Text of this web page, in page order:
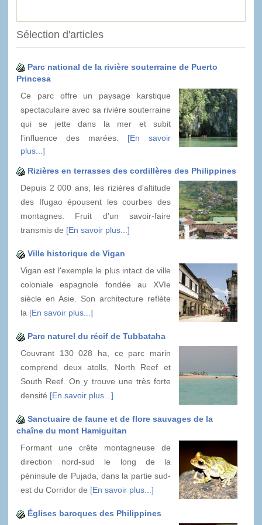
Sélection d'articles
Parc national de la rivière souterraine de Puerto
Princesa
Ce parc offre un paysage karstique
spectaculaire avec sa rivière souterraine
qui se jette dans la mer et subit
l'influence des marées. [En savoir
plus...]
Rizières en terrasses des cordillères des Philippines
Depuis 2 000 ans, les rizières d'altitude
des Ifugao épousent les courbes des
montagnes. Fruit d'un savoir-faire
transmis de [En savoir plus...]
Ville historique de Vigan
Vigan est l'exemple le plus intact de ville
coloniale espagnole fondée au XVIe
siècle en Asie. Son architecture reflète
la [En savoir plus...]
Parc naturel du récif de Tubbataha
Couvrant 130 028 ha, ce parc marin
comprend deux atolls, North Reef et
South Reef. On y trouve une très forte
densité [En savoir plus...]
Sanctuaire de faune et de flore sauvages de la
chaîne du mont Hamiguitan
Formant une crête montagneuse de
direction nord-sud le long de la
péninsule de Pujada, dans la partie sud-
est du Corridor de [En savoir plus...]
Églises baroques des Philippines